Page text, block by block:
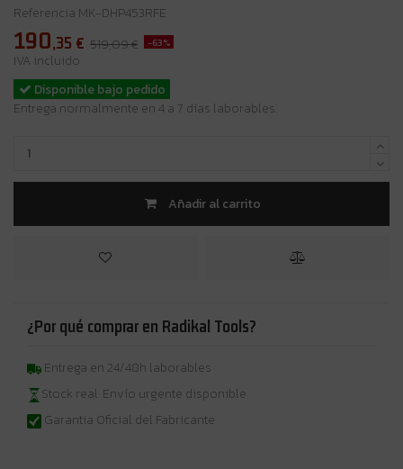
Referencia MK-DHP453RFE
190,35 € 519,09 € -63%
IVA incluido
Disponible bajo pedido
Entrega normalmente en 4 a 7 días laborables.
Añadir al carrito
¿Por qué comprar en Radikal Tools?
Entrega en 24/48h laborables
Stock real. Envío urgente disponible
Garantia Oficial del Fabricante